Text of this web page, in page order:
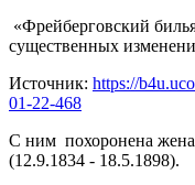
«Фрейберговский
существенных
Источник: https://
01-22-468
С ним похоронена
(12.9.1834 - 18.5.1898).